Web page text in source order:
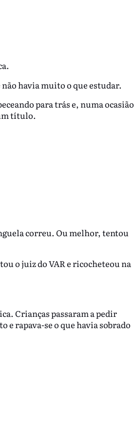
havia muito o que estudar.
para trás e, numa ocasião
título.
correu. Ou melhor, tentou
o juiz do VAR e ricocheteou na
Crianças passaram a pedir
e rapava-se o que havia sobrado